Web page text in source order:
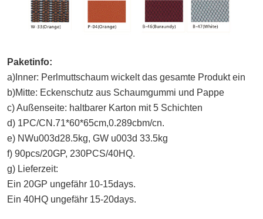
Paketinfo:
a)Inner: Perlmuttschaum wickelt das gesamte Produkt ein
b)Mitte: Eckenschutz aus Schaumgummi und Pappe
c) Außenseite: haltbarer Karton mit 5 Schichten
d) 1PC/CN.71*60*65cm,0.289cbm/cn.
e) NWu003d28.5kg, GW u003d 33.5kg
f) 90pcs/20GP, 230PCS/40HQ.
g) Lieferzeit:
Ein 20GP ungefähr 10-15days.
Ein 40HQ ungefähr 15-20days.